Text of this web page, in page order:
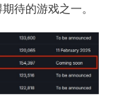
待的游戏之一。